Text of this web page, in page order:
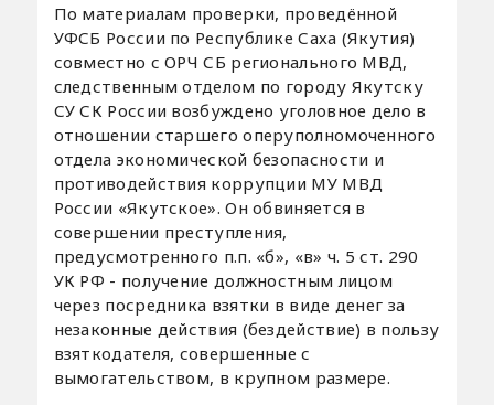
По материалам проверки, проведённой
УФСБ России по Республике Саха (Якутия)
совместно с ОРЧ СБ регионального МВД,
следственным отделом по городу Якутску
СУ СК России возбуждено уголовное дело в
отношении старшего оперуполномоченного
отдела экономической безопасности и
противодействия коррупции МУ МВД
России «Якутское». Он обвиняется в
совершении преступления,
предусмотренного п.п. «б», «в» ч. 5 ст. 290
УК РФ - получение должностным лицом
через посредника взятки в виде денег за
незаконные действия (бездействие) в пользу
взяткодателя, совершенные с
вымогательством, в крупном размере.